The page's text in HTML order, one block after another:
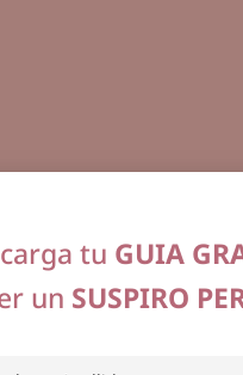
tu GUIA
un SUSPIRO